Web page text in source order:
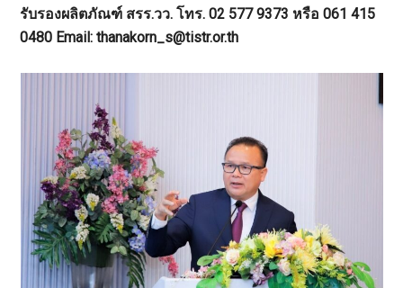
รับรองผลิตภัณฑ์ สรร.วว. โทร. 02 577 9373 หรือ 061 415
0480 Email: thanakorn_s@tistr.or.th